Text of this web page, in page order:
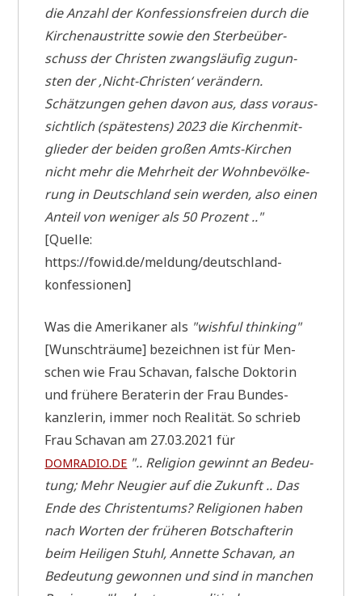
die Anzahl der Kon­fes­si­ons­frei­en durch die
Kir­chen­aus­trit­te sowie den Ster­be­über­
schuss der Chri­sten zwangs­läu­fig zugun­
sten der ‚Nicht-Chri­sten‘ verändern.
Schät­zun­gen gehen davon aus, dass vor­aus­
sicht­lich (spä­te­stens) 2023 die Kir­chen­mit­
glie­der der bei­den gro­ßen Amts-Kir­chen
nicht mehr die Mehr­heit der Wohn­be­völ­ke­
rung in Deutsch­land sein wer­den, also einen
Anteil von weni­ger als 50 Prozent .."
[Quel­le:
https://fowid.de/meldung/deutschland-
konfessionen]
Was die Ame­ri­ka­ner als "wishful thin­king"
[Wunsch­träu­me] bezeich­nen ist für Men­
schen wie Frau Scha­van, fal­sche Dok­to­rin
und frü­he­re Bera­te­rin der Frau Bun­des­
kanz­le­rin, immer noch Rea­li­tät. So schrieb
Frau Scha­van am 27.03.2021 für
DOMRADIO.DE ".. Reli­gi­on gewinnt an Bedeu­
tung; Mehr Neu­gier auf die Zukunft .. Das
Ende des Chri­sten­tums? Reli­gio­nen haben
nach Wor­ten der frü­he­ren Bot­schaf­te­rin
beim Hei­li­gen Stuhl, Annet­te Scha­van, an
Bedeu­tung gewon­nen und sind in man­chen